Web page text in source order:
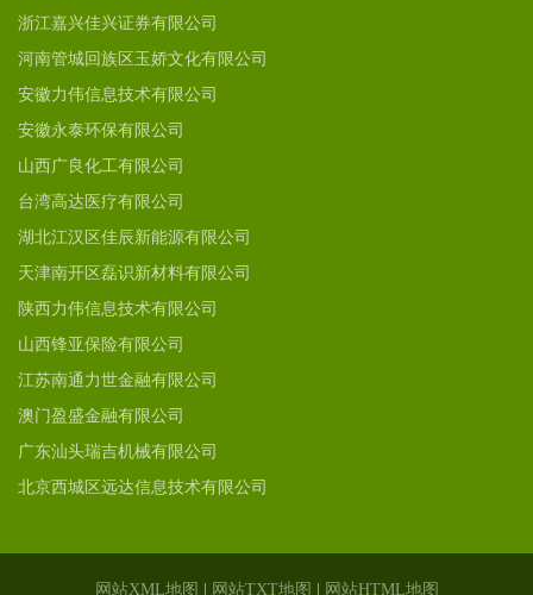
浙江嘉兴佳兴证券有限公司
河南管城回族区玉娇文化有限公司
安徽力伟信息技术有限公司
安徽永泰环保有限公司
山西广良化工有限公司
台湾高达医疗有限公司
湖北江汉区佳辰新能源有限公司
天津南开区磊识新材料有限公司
陕西力伟信息技术有限公司
山西锋亚保险有限公司
江苏南通力世金融有限公司
澳门盈盛金融有限公司
广东汕头瑞吉机械有限公司
北京西城区远达信息技术有限公司
网站XML地图 网站TXT地图 网站HTML地图